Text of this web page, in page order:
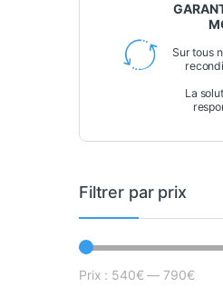
Sur tous
La
Filtrer par prix
Prix min
Prix max
Prix : 540€ —790€